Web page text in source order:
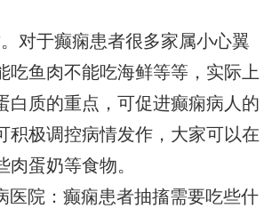
对于癫痫患者很多家属小心翼
吃鱼肉不能吃海鲜等等，实际上
白质的重点，可促进癫痫病人的
积极调控病情发作，大家可以在
肉蛋奶等食物。
医院：癫痫患者抽搐需要吃些什